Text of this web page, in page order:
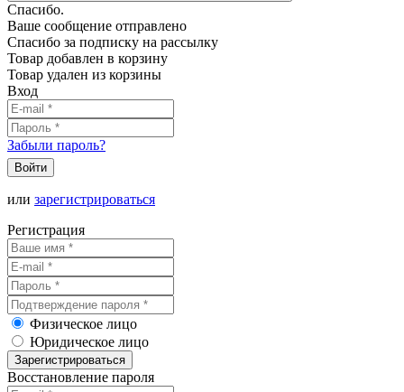
Спасибо.
Ваше сообщение отправлено
Спасибо за подписку на рассылку
Товар добавлен в корзину
Товар удален из корзины
Вход
Забыли пароль?
Войти
или зарегистрироваться
Регистрация
Физическое лицо
Юридическое лицо
Зарегистрироваться
Восстановление пароля